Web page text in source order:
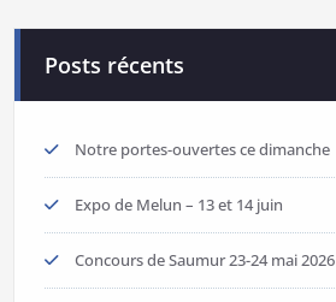
Posts récents
Notre portes-ouvertes ce dimanche
Expo de Melun – 13 et 14 juin
Concours de Saumur 23-24 mai 2026